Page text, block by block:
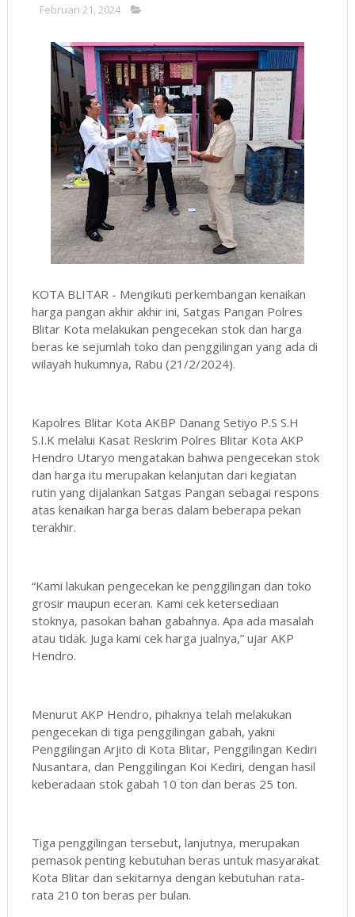
Februari 21, 2024
KOTA BLITAR - Mengikuti perkembangan kenaikan
harga pangan akhir akhir ini, Satgas Pangan Polres
Blitar Kota melakukan pengecekan stok dan harga
beras ke sejumlah toko dan penggilingan yang ada di
wilayah hukumnya, Rabu (21/2/2024).
Kapolres Blitar Kota AKBP Danang Setiyo P.S S.H
S.I.K melalui Kasat Reskrim Polres Blitar Kota AKP
Hendro Utaryo mengatakan bahwa pengecekan stok
dan harga itu merupakan kelanjutan dari kegiatan
rutin yang dijalankan Satgas Pangan sebagai respons
atas kenaikan harga beras dalam beberapa pekan
terakhir.
“Kami lakukan pengecekan ke penggilingan dan toko
grosir maupun eceran. Kami cek ketersediaan
stoknya, pasokan bahan gabahnya. Apa ada masalah
atau tidak. Juga kami cek harga jualnya,” ujar AKP
Hendro.
Menurut AKP Hendro, pihaknya telah melakukan
pengecekan di tiga penggilingan gabah, yakni
Penggilingan Arjito di Kota Blitar, Penggilingan Kediri
Nusantara, dan Penggilingan Koi Kediri, dengan hasil
keberadaan stok gabah 10 ton dan beras 25 ton.
Tiga penggilingan tersebut, lanjutnya, merupakan
pemasok penting kebutuhan beras untuk masyarakat
Kota Blitar dan sekitarnya dengan kebutuhan rata-
rata 210 ton beras per bulan.